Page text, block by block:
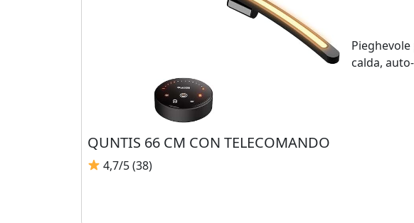
QUNTIS 66 CM CON TELECOMANDO
4,7/5 (38)
calda,